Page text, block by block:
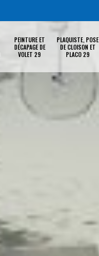
PEINTURE ET
DÉCAPAGE DE
VOLET 29
PLAQUISTE, POSE
DE CLOISON ET
PLACO 29